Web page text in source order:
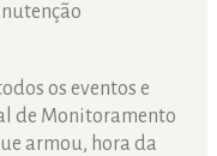
os eventos e
de Monitoramento
armou, hora da